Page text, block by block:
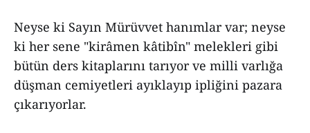
Neyse ki Sayın Mürüvvet hanımlar var; neyse
ki her sene "kirâmen kâtibîn" melekleri gibi
bütün ders kitaplarını tarıyor ve milli varlığa
düşman cemiyetleri ayıklayıp ipliğini pazara
çıkarıyorlar.